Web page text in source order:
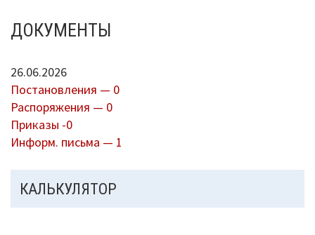
ДОКУМЕНТЫ
26.06.2026
Постановления — 0
Распоряжения — 0
Приказы -0
Информ. письма — 1
КАЛЬКУЛЯТОР